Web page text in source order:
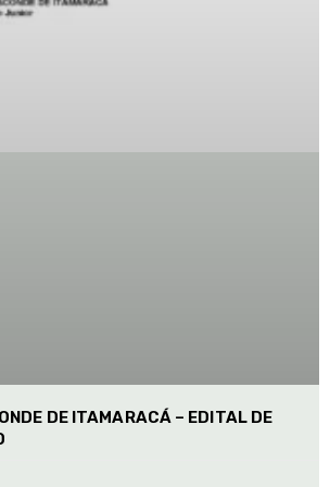
DE ITAMARACÁ – EDITAL DE